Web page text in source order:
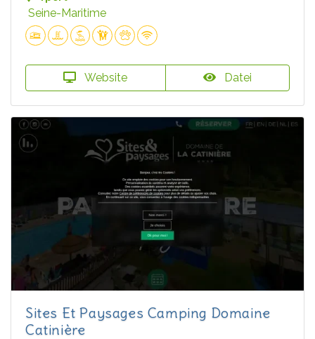
Seine-Maritime
Website Datei
Sites Et Paysages Camping Domaine
Catinière